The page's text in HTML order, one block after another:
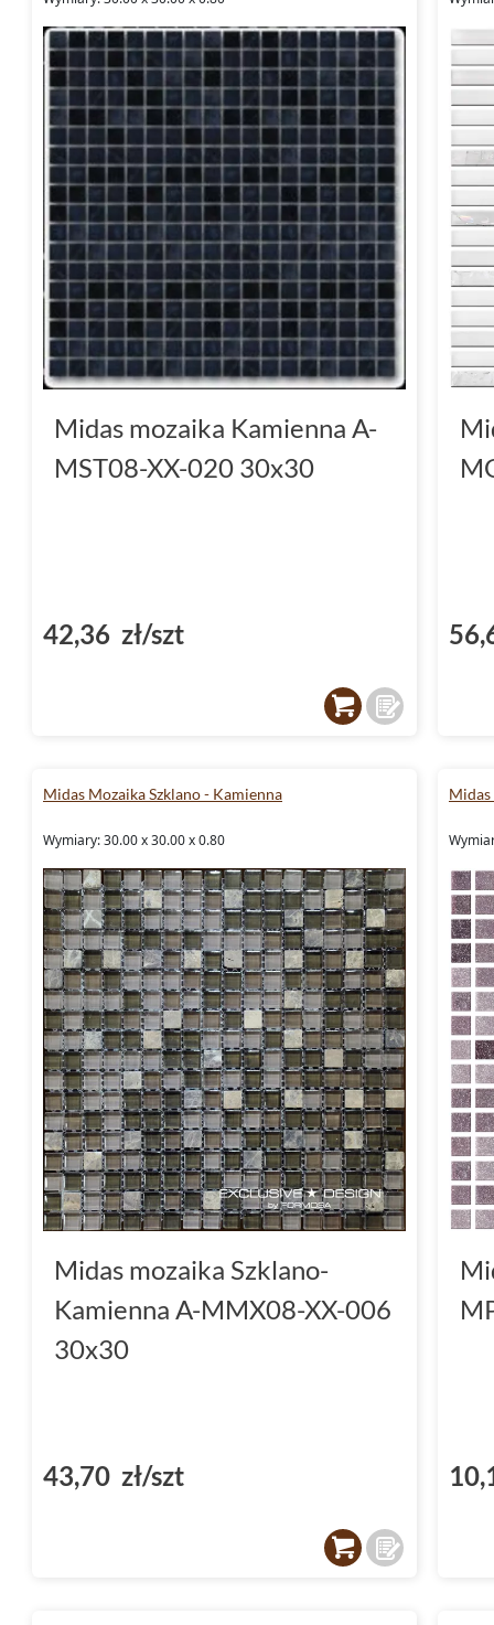
Midas mozaika Kamienna A-
MST08-XX-020 30x30
42,36 zł/szt
Midas Mozaika Szklano - Kamienna
Wymiary: 30.00 x 30.00 x 0.80
Midas mozaika Szklano-
Kamienna A-MMX08-XX-006
30x30
43,70 zł/szt